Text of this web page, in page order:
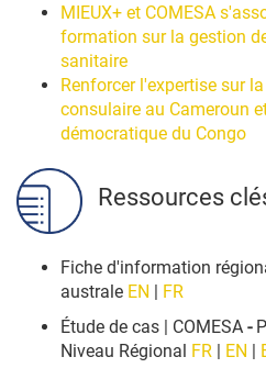
MIEUX+ et COMESA
formation sur la gestion
sanitaire
Renforcer l'expertise sur
consulaire au Cameroun
démocratique du Congo
Ressources
Fiche d'information
australe EN | FR
Étude de cas | COMESA -
Niveau Régional FR | EN |